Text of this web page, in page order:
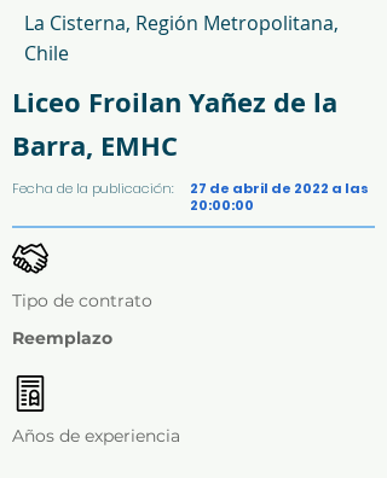
La Cisterna, Región Metropolitana,
Chile
Liceo Froilan Yañez de la
Barra, EMHC
Fecha de la publicación:
27 de abril de 2022 a las
20:00:00
Tipo de contrato
Reemplazo
Años de experiencia